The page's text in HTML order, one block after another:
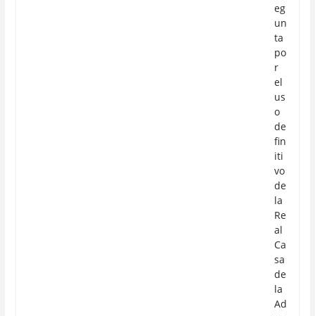
eg
un
ta
po
r
el
us
o
de
fin
iti
vo
de
la
Re
al
Ca
sa
de
la
Ad